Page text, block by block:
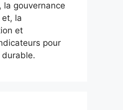
la gouvernance
et, la
et
pour
durable.